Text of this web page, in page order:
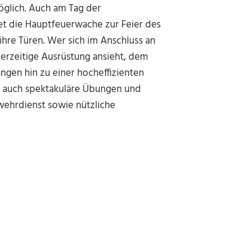
Auch am Tag der
die Hauptfeuerwache zur Feier des
Türen. Wer sich im Anschluss an
Ausrüstung ansieht, dem
hin zu einer hocheffizienten
spektakuläre Übungen und
sowie nützliche